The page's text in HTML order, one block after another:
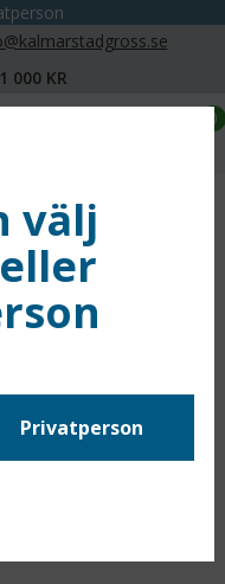
000 KR
0
välj
Privatperson